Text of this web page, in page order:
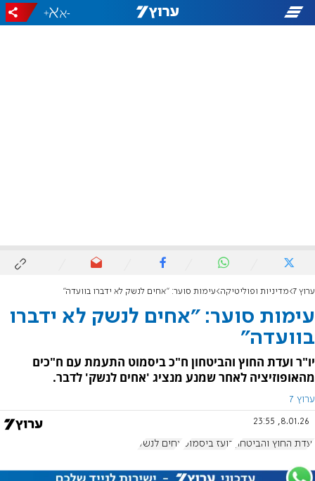
-
+
ערוץ 7 מדיניות ופוליטיקה עימות סוער: "אחים לנשק לא ידברו בוועדה"
עימות סוער: "אחים לנשק לא ידברו
בוועדה"
יו"ר ועדת החוץ והביטחון ח"כ ביסמוט התעמת עם ח"כים
מהאופוזיציה לאחר שמנע מנציג 'אחים לנשק' לדבר.
ערוץ 7
8.01.26, 23:55
ועדת החוץ והביטחון בועז ביסמוט אחים לנשק